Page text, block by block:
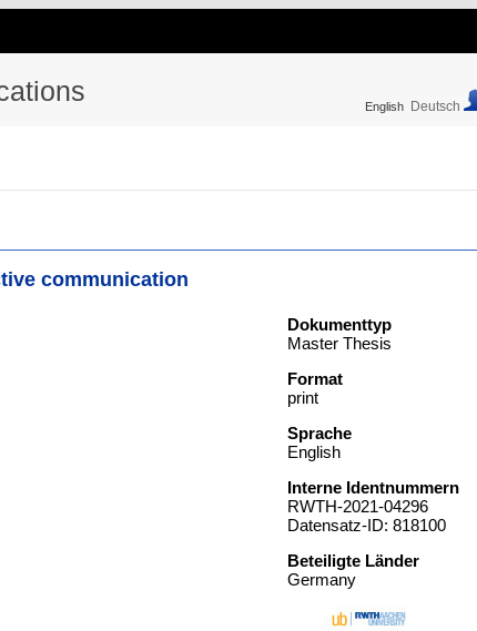
English Deutsch
communication
Dokumenttyp
Master Thesis
Format
print
Sprache
English
Interne Identnummern
RWTH-2021-04296
Datensatz-ID: 818100
Beteiligte Länder
Germany